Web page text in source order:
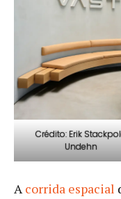
Crédito: Erik
Undehn
Acorrida espacial